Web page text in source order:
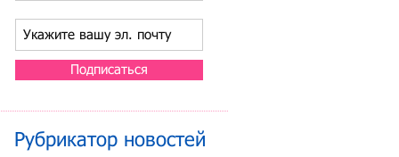
Подписаться
Рубрикатор новостей